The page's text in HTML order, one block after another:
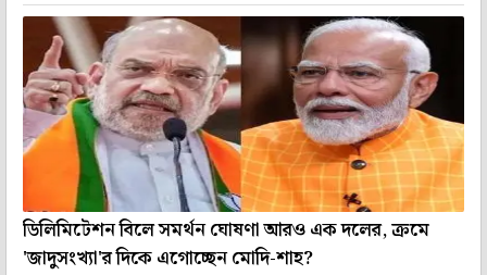
ডিলিমিটেশন বিলে সমর্থন ঘোষণা আরও এক দলের, ক্রমে
'জাদুসংখ্যা'র দিকে এগোচ্ছেন মোদি-শাহ?